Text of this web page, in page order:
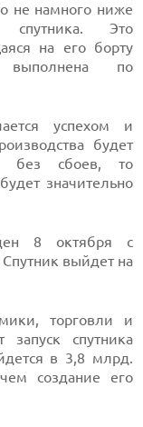
не намного ниже
спутника. Это
на его борту
выполнена по
успехом и
будет
и без сбоев, то
значительно
8 октября с
выйдет на
торговли и
запуск спутника
в 3,8 млрд.
создание его